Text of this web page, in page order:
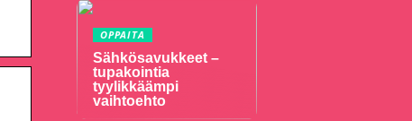
OPPAITA
Sähkösavukkeet –
tupakointia
tyylikkäämpi
vaihtoehto